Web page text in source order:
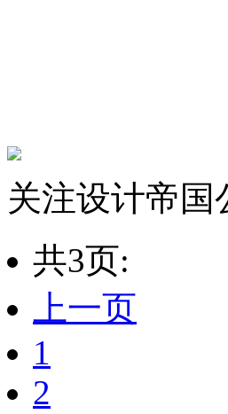
关注设计帝国
共3页:
上一页
1
2